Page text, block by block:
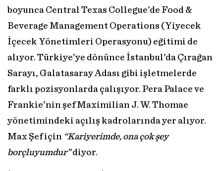
boyunca Central Texas Collegue’de Food &
Beverage Management Operations (Yiyecek
İçecek Yönetimleri Operasyonu) eğitimi de
alıyor. Türkiye’ye dönünce İstanbul’da Çırağan
Sarayı, Galatasaray Adası gibi işletmelerde
farklı pozisyonlarda çalışıyor. Pera Palace ve
Frankie’nin şef Maximilian J. W. Thomae
yönetimindeki açılış kadrolarında yer alıyor.
Max Şef için “Kariyerimde, ona çok şey
borçluyumdur”diyor.